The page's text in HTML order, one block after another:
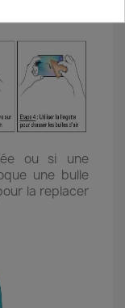
ou si une
une bulle
la replacer